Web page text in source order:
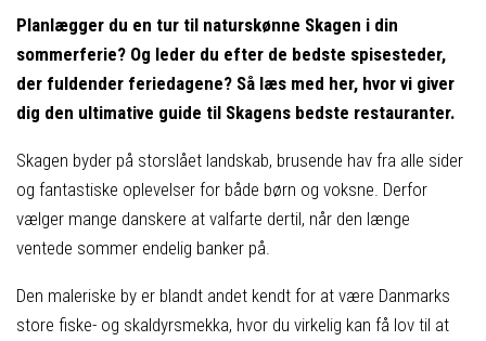
Planlægger du en tur til naturskønne Skagen i din
sommerferie? Og leder du efter de bedste spisesteder,
der fuldender feriedagene? Så læs med her, hvor vi giver
dig den ultimative guide til Skagens bedste restauranter.
Skagen byder på storslået landskab, brusende hav fra alle sider
og fantastiske oplevelser for både børn og voksne. Derfor
vælger mange danskere at valfarte dertil, når den længe
ventede sommer endelig banker på.
Den maleriske by er blandt andet kendt for at være Danmarks
store fiske- og skaldyrsmekka, hvor du virkelig kan få lov til at